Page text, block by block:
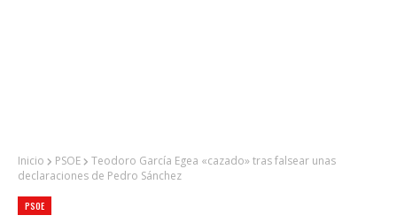
Inicio PSOE
Teodoro García Egea «cazado» tras falsear unas
declaraciones de Pedro Sánchez
PSOE